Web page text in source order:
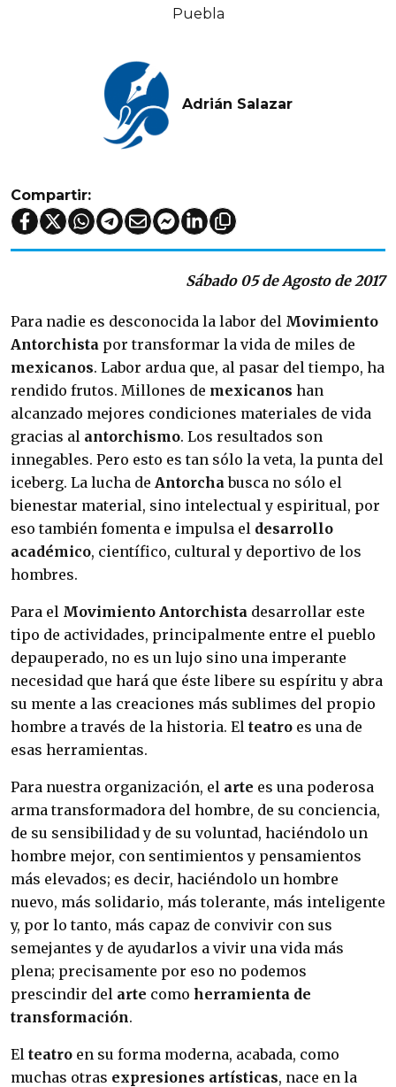
Puebla
Adrián Salazar
Compartir:
Sábado 05 de Agosto de 2017
Para nadie es desconocida la labor del Movimiento
Antorchista por transformar la vida de miles de
mexicanos. Labor ardua que, al pasar del tiempo, ha
rendido frutos. Millones de mexicanos han
alcanzado mejores condiciones materiales de vida
gracias al antorchismo. Los resultados son
innegables. Pero esto es tan sólo la veta, la punta del
iceberg. La lucha de Antorchabusca no sólo el
bienestar material, sino intelectual y espiritual, por
eso también fomenta e impulsa el desarrollo
académico, científico, cultural y deportivo de los
hombres.
Para el Movimiento Antorchista desarrollar este
tipo de actividades, principalmente entre el pueblo
depauperado, no es un lujo sino una imperante
necesidad que hará que éste libere su espíritu y abra
su mente a las creaciones más sublimes del propio
hombre a través de la historia. El teatro es una de
esas herramientas.
Para nuestra organización, el arte es una poderosa
arma transformadora del hombre, de su conciencia,
de su sensibilidad y de su voluntad, haciéndolo un
hombre mejor, con sentimientos y pensamientos
más elevados; es decir, haciéndolo un hombre
nuevo, más solidario, más tolerante, más inteligente
y, por lo tanto, más capaz de convivir con sus
semejantes y de ayudarlos a vivir una vida más
plena; precisamente por eso no podemos
prescindir del arte como herramienta de
transformación.
El teatro en su forma moderna, acabada, como
muchas otras expresiones artísticas, nace en la